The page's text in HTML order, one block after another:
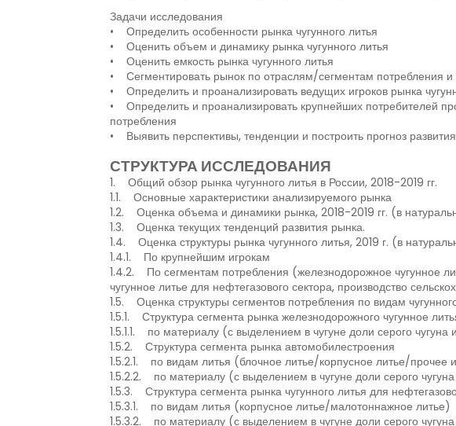
Задачи исследования
• Определить особенности рынка чугунного литья
• Оценить объем и динамику рынка чугунного литья
• Оценить емкость рынка чугунного литья
• Сегментировать рынок по отраслям/сегментам потребления
• Определить и проанализировать ведущих игроков рынка
• Определить и проанализировать крупнейших потребителей
потребления
• Выявить перспективы, тенденции и построить прогноз
СТРУКТУРА ИССЛЕДОВАНИЯ
1. Общий обзор рынка чугунного литья в России, 2018-2019 гг.
1.1. Основные характеристики анализируемого рынка
1.2. Оценка объема и динамики рынка, 2018-2019 гг. (в
1.3. Оценка текущих тенденций развития рынка.
1.4. Оценка структуры рынка чугунного литья, 2019 г. (в
1.4.1. По крупнейшим игрокам
1.4.2. По сегментам потребления (железнодорожное чугунное
чугунное литье для нефтегазового сектора, производство
1.5. Оценка структуры сегментов потребления по видам
1.5.1. Структура сегмента рынка железнодорожного чугунное
1.5.1.1. по материалу (с выделением в чугуне доли серого чугуна
1.5.2. Структура сегмента рынка автомобилестроения
1.5.2.1. по видам литья (блочное литье/корпусное литье/прочее
1.5.2.2. по материалу (с выделением в чугуне доли серого
1.5.3. Структура сегмента рынка чугунного литья для
1.5.3.1. по видам литья (корпусное литье/малотоннажное литье)
1.5.3.2. по материалу (с выделением в чугуне доли серого